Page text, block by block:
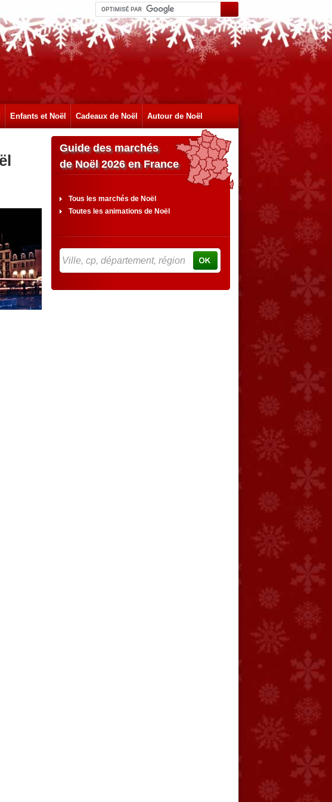
Enfants et Noël Cadeaux de Noël Autour de Noël
Guide des marchés
de Noël 2026 en France
Tous les marchés de Noël
Toutes les animations de Noël